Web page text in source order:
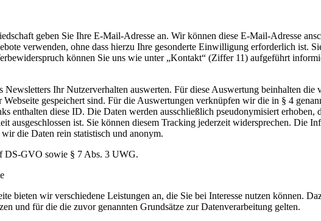
geben Sie Ihre E-Mail-Adresse an. Wir können diese E-Mail-Adresse
verwenden, ohne dass hierzu Ihre gesonderte Einwilligung erforderlich ist.
können Sie uns wie unter „Kontakt“ (Ziffer 11) aufgeführt
Ihr Nutzerverhalten auswerten. Für diese Auswertung beinhalten
gespeichert sind. Für die Auswertungen verknüpfen wir die in § 4
enthalten diese ID. Die Daten werden ausschließlich pseudonymisiert
ausgeschlossen ist. Sie können diesem Tracking jederzeit widersprechen. Die
die Daten rein statistisch und anonym.
DS-GVO sowie § 7 Abs. 3 UWG.
bieten wir verschiedene Leistungen an, die Sie bei Interesse nutzen können.
und für die die zuvor genannten Grundsätze zur Datenverarbeitung gelten.